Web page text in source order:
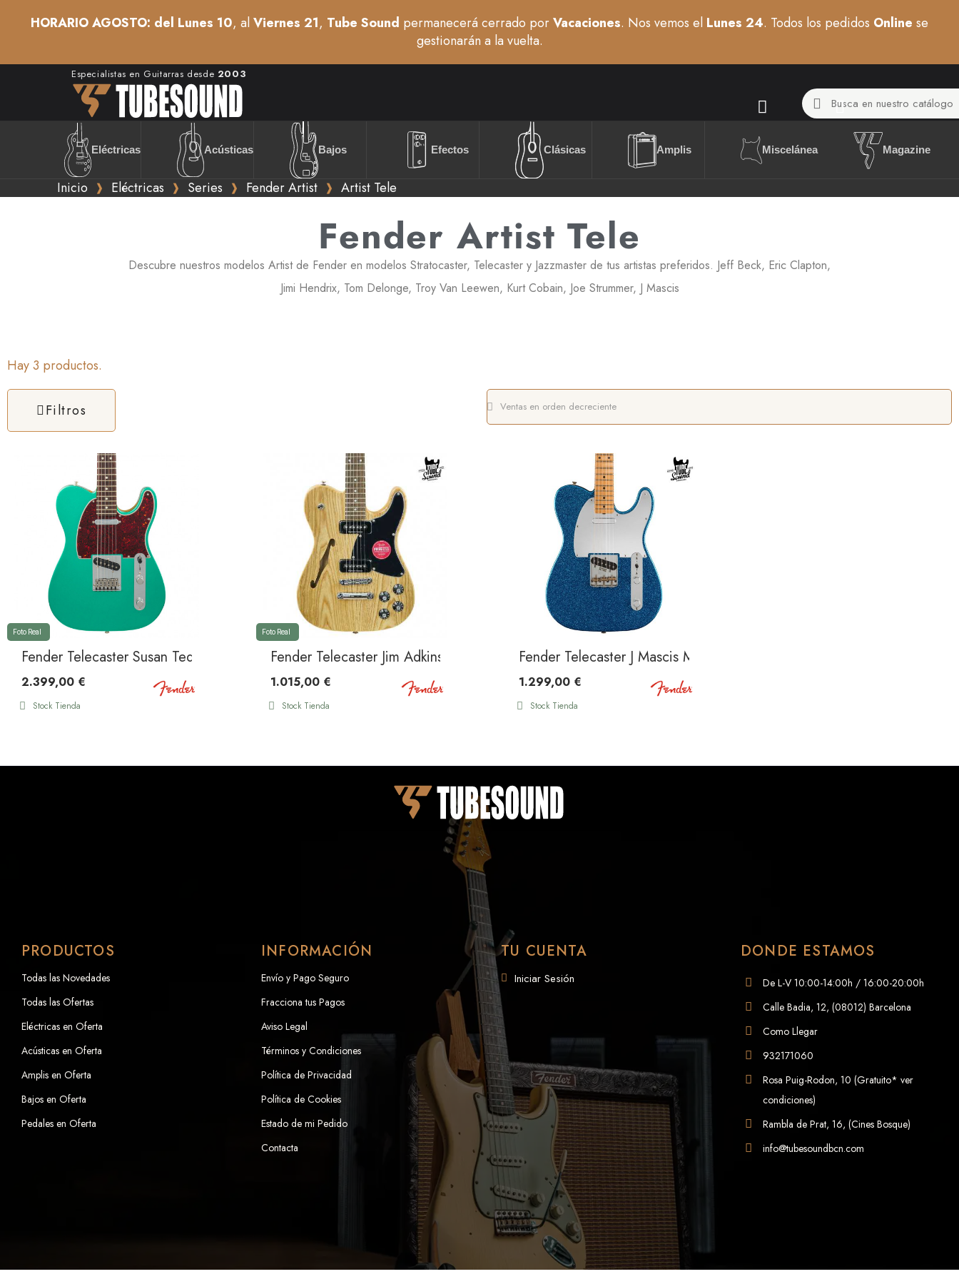
HORARIO AGOSTO: del Lunes 10, alViernes 21, Tube Sound permanecerá cerrado porVacaciones. Nos vemos el Lunes 24. Todos los pedidos Online se
gestionarán a la vuelta.
Especialistas en Guitarras desde 2003
Eléctricas Acústicas Bajos Efectos Clásicas Amplis Miscelánea Magazine
Inicio Eléctricas Series Fender Artist Artist Tele
Fender Artist Tele
Descubre nuestros modelos Artist de Fender en modelos Stratocaster, Telecaster y Jazzmaster de tus artistas preferidos. Jeff Beck, Eric Clapton,
Jimi Hendrix, Tom Delonge, Troy Van Leewen, Kurt Cobain, Joe Strummer, J Mascis
Hay 3 productos.
Filtros
Fender Telecaster Susan Tedeschi RW Aged Caribbean Mist
2.399,00 €
Foto Real
Stock Tienda
Fender Telecaster Jim Adkins JA-90 Thinline LR Natural
1.015,00 €
Foto Real
Stock Tienda
Fender Telecaster J Mascis MN Blue Sparkle
1.299,00 €
Stock Tienda
PRODUCTOS
Todas las Novedades
Todas las Ofertas
Eléctricas en Oferta
Acústicas en Oferta
Amplis en Oferta
Bajos en Oferta
Pedales en Oferta
INFORMACIÓN
Envío y Pago Seguro
Fracciona tus Pagos
Aviso Legal
Términos y Condiciones
Política de Privacidad
Política de Cookies
Estado de mi Pedido
Contacta
TU CUENTA
Iniciar Sesión
DONDE ESTAMOS
De L-V 10:00-14:00h / 16:00-20:00h
Calle Badia, 12, (08012) Barcelona
Como Llegar
932171060
Rosa Puig-Rodon, 10 (Gratuito* ver
condiciones)
Rambla de Prat, 16, (Cines Bosque)
info@tubesoundbcn.com